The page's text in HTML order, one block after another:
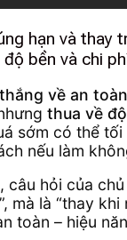
hạn và thay
bền và chi
thắng về an toàn
thua về
sớm có thể
nếu làm
câu hỏi của
mà là “thay
toàn – hiệu